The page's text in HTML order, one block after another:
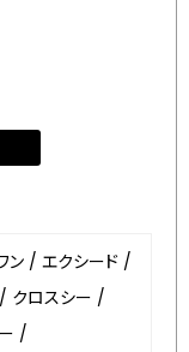
ン / エクシード /
/ クロスシー /
/